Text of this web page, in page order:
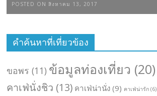
POSTED ON สิงหาคม 13, 2017
คำค้นหาที่เที่ยวข้อง
ขอพร (11) ข้อมูลท่องเที่ยว (20)
คาเฟ่นั่งชิว (13) คาเฟ่น่านั่ง (9) คาเฟ่น่ารัก (6)